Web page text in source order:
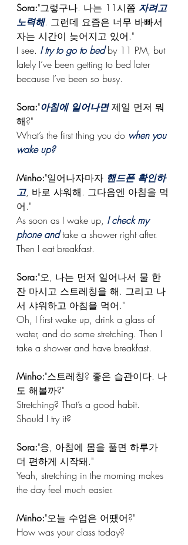
Sora:"그렇구나. 나는 11시쯤 자려고
노력해. 그런데 요즘은 너무 바빠서
자는 시간이 늦어지고 있어."
I see. I try to go to bed by 11 PM, but
lately I’ve been getting to bed later
because I’ve been so busy.
Sora:"아침에 일어나면 제일 먼저 뭐
해?"
What’s the first thing you do when you
wake up?
Minho:"일어나자마자 핸드폰 확인하
고, 바로 샤워해. 그다음엔 아침을 먹
어."
As soon as I wake up, I check my
phone and take a shower right after.
Then I eat breakfast.
Sora:"오, 나는 먼저 일어나서 물 한
잔 마시고 스트레칭을 해. 그리고 나
서 샤워하고 아침을 먹어."
Oh, I first wake up, drink a glass of
water, and do some stretching. Then I
take a shower and have breakfast.
Minho:"스트레칭? 좋은 습관이다. 나
도 해볼까?"
Stretching? That’s a good habit.
Should I try it?
Sora:"응, 아침에 몸을 풀면 하루가
더 편하게 시작돼."
Yeah, stretching in the morning makes
the day feel much easier.
Minho:"오늘 수업은 어땠어?"
How was your class today?